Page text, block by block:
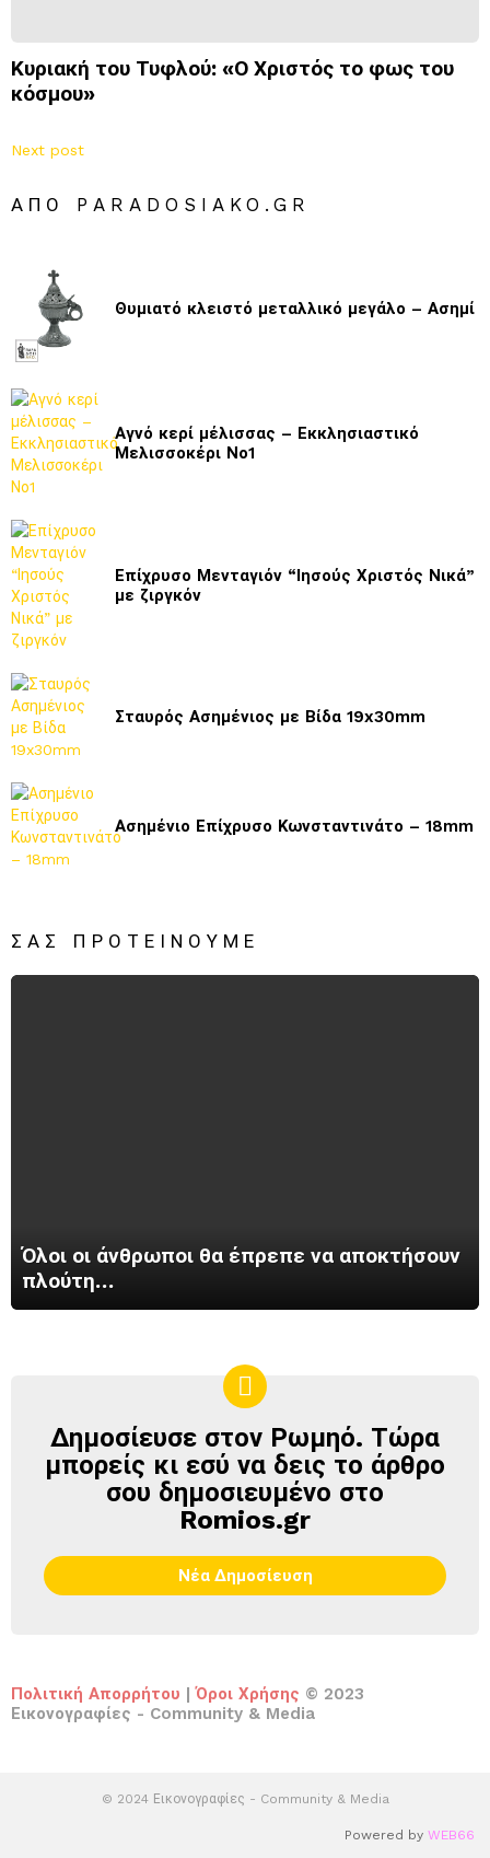
Κυριακή του Τυφλού: «Ο Χριστός το φως του
κόσμου»
Next post
ΑΠΌ PARADOSIAKO.GR
Θυμιατό κλειστό μεταλλικό μεγάλο – Ασημί
Αγνό κερί μέλισσας – Εκκλησιαστικό
Μελισσοκέρι Νο1
Επίχρυσο Μενταγιόν “Ιησούς Χριστός Νικά”
με ζιργκόν
Σταυρός Ασημένιος με Βίδα 19x30mm
Ασημένιο Επίχρυσο Κωνσταντινάτο – 18mm
ΣΑΣ ΠΡΟΤΕΊΝΟΥΜΕ
Όλοι οι άνθρωποι θα έπρεπε να αποκτήσουν
πλούτη…
ΔΗΜΟΣΊΕΥΣΕ
ΣΤΟΝ
ΡΩΜΗΌ
Δημοσίευσε στον Ρωμηό. Τώρα
μπορείς κι εσύ να δεις το άρθρο
σου δημοσιευμένο στο
Romios.gr
Νέα Δημοσίευση
Πολιτική Απορρήτου | Όροι Χρήσης © 2023
Εικονογραφίες - Community & Media
© 2024 Εικονογραφίες - Community & Media
Powered by WEB66